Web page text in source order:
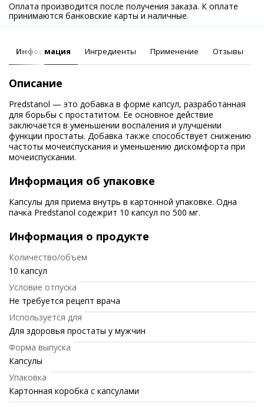
Оплата производится после получения заказа. К оплате
принимаются банковские карты и наличные.
Информация Ингредиенты Применение Отзывы
Описание
Predstanol — это добавка в форме капсул, разработанная
для борьбы с простатитом. Ее основное действие
заключается в уменьшении воспаления и улучшении
функции простаты. Добавка также способствует снижению
частоты мочеиспускания и уменьшению дискомфорта при
мочеиспускании.
Информация об упаковке
Капсулы для приема внутрь в картонной упаковке. Одна
пачка Predstanol содежрит 10 капсул по 500 мг.
Информация о продукте
Количество/объем
10 капсул
Условие отпуска
Не требуется рецепт врача
Используется для
Для здоровья простаты у мужчин
Форма выпуска
Капсулы
Упаковка
Картонная коробка с капсулами